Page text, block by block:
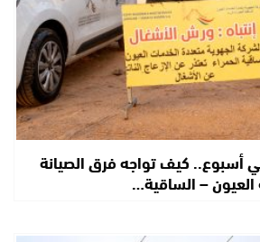
في أسبوع.. كيف تواجه فرق الصيانة
– الساقية…